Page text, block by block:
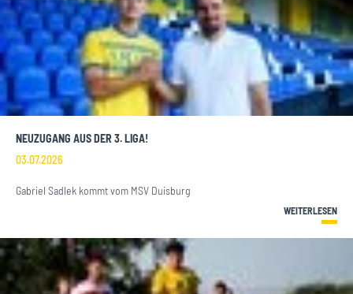
NEUZUGANG AUS DER 3. LIGA!
03.07.2026
Gabriel Sadlek kommt vom MSV Duisburg
WEITERLESEN